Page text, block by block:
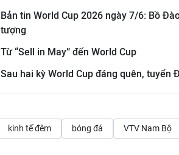
Bản tin World Cup 2026 ngày 7/6: Bồ
tượng
Từ “Sell in May” đến World Cup
Sau hai kỳ World Cup đáng quên, tuyển
kinh tế đêm bóng đá VTV Nam Bộ